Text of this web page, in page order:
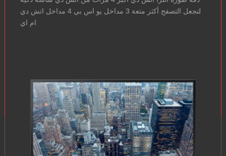
لتجعل التصفح أكثر متعة 3 مداخل يو اس بي 4 مداخل اتش دي
ام اي